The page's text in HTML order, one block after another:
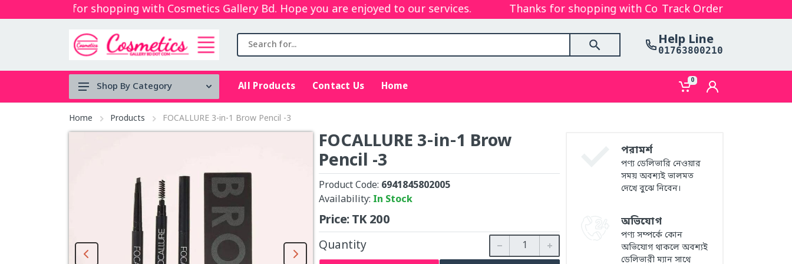
Thanks for shopping with Cosmetics Gallery Bd. Hope you are enjoyed to our services. Thanks for shopping with Cosmetics Gallery Bd. Hope
Track Order
Help Line
01763800210
Face serum
Mouth Spray
stock clearance
Lip & Cheek Mud
Shop By Category All Products Contact Us Home
0
Home Products FOCALLURE 3‑in‑1 Brow Pencil -3
FOCALLURE 3‑in‑1 Brow
Pencil -3
Product Code: 6941845802005
Availability: In Stock
Price:TK200
Quantity
পরামর্শ
পণ্য ডেলিভারি নেওয়ার
সময় অবশ্যই ভালমত
দেখে বুঝে নিবেন।
অভিযোগ
পণ্য সম্পর্কে কোন
অভিযোগ থাকলে অবশ্যই
ডেলিভারী ম্যান সাথে